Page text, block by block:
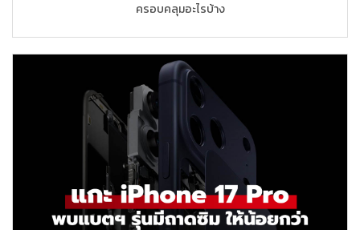
ครอบคลุมอะไรบ้าง